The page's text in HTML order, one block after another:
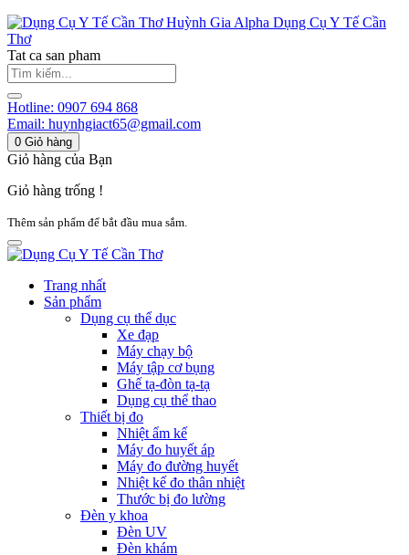
Huỳnh Gia Alpha Dụng Cụ Y Tế Cần
Thơ
Tat ca san pham
Hotline: 0907 694 868
Email: huynhgiact65@gmail.com
0 Giỏ hàng
Giỏ hàng của Bạn
Giỏ hàng trống !
Thêm sản phẩm để bắt đầu mua sắm.
Trang nhất
Sản phẩm
Dụng cụ thể dục
Xe đạp
Máy chạy bộ
Máy tập cơ bụng
Ghế tạ-đòn tạ-tạ
Dụng cụ thể thao
Thiết bị đo
Nhiệt ẩm kế
Máy đo huyết áp
Máy đo đường huyết
Nhiệt kế đo thân nhiệt
Thước bị đo lường
Đèn y khoa
Đèn UV
Đèn khám